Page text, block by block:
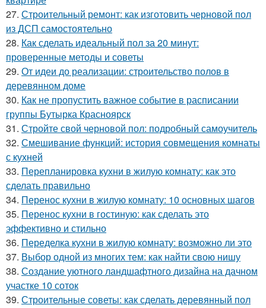
27. Строительный ремонт: как изготовить черновой пол
из ДСП самостоятельно
28. Как сделать идеальный пол за 20 минут:
проверенные методы и советы
29. От идеи до реализации: строительство полов в
деревянном доме
30. Как не пропустить важное событие в расписании
группы Бутырка Красноярск
31. Стройте свой черновой пол: подробный самоучитель
32. Смешивание функций: история совмещения комнаты
с кухней
33. Перепланировка кухни в жилую комнату: как это
сделать правильно
34. Перенос кухни в жилую комнату: 10 основных шагов
35. Перенос кухни в гостиную: как сделать это
эффективно и стильно
36. Переделка кухни в жилую комнату: возможно ли это
37. Выбор одной из многих тем: как найти свою нишу
38. Создание уютного ландшафтного дизайна на дачном
участке 10 соток
39. Строительные советы: как сделать деревянный пол